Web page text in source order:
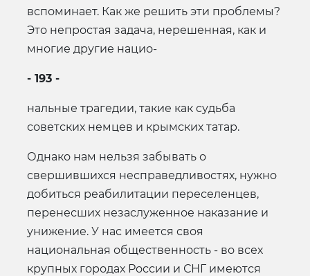
вспоминает. Как же решить эти проблемы?
Это непростая задача, нерешенная, как и
многие другие нацио-
- 193 -
нальные трагедии, такие как судьба
советских немцев и крымских татар.
Однако нам нельзя забывать о
свершившихся несправедливостях, нужно
добиться реабилитации переселенцев,
перенесших незаслуженное наказание и
унижение. У нас имеется своя
национальная общественность - во всех
крупных городах России и СНГ имеются